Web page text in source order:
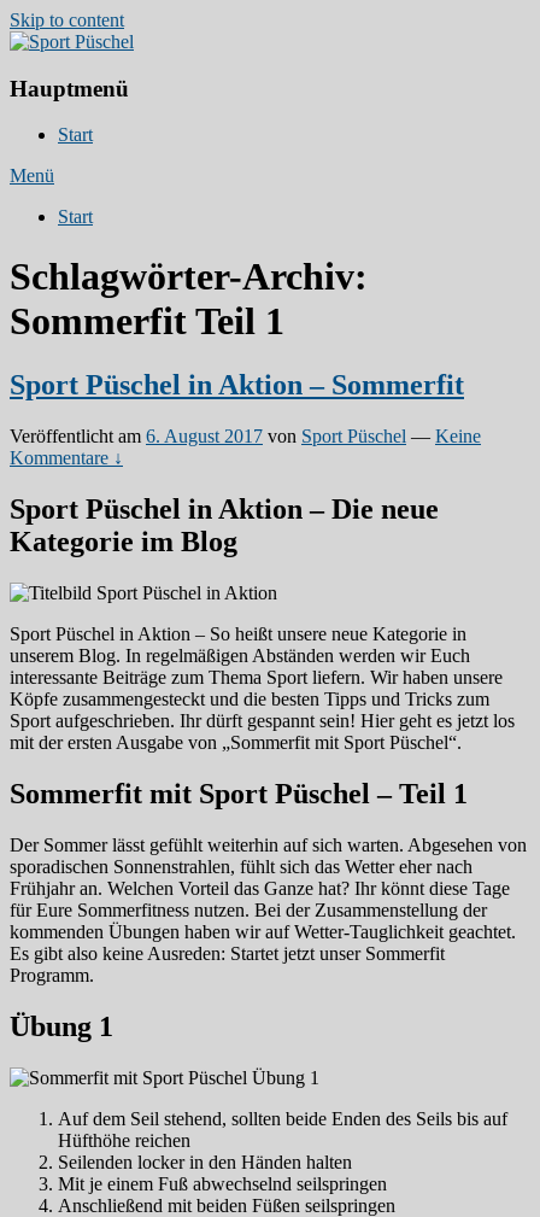
Skip to content
Sport Püschel
Euer Partner für den Sport in Ratzeburg!
Hauptmenü
Start
Menü
Start
Schlagwörter-Archiv:
Sommerfit Teil 1
Sport Püschel in Aktion – Sommerfit
Veröffentlicht am 6. August 2017 von Sport Püschel — Keine
Kommentare ↓
Sport Püschel in Aktion – Die neue
Kategorie im Blog
Sport Püschel in Aktion – So heißt unsere neue Kategorie in
unserem Blog. In regelmäßigen Abständen werden wir Euch
interessante Beiträge zum Thema Sport liefern. Wir haben unsere
Köpfe zusammengesteckt und die besten Tipps und Tricks zum
Sport aufgeschrieben. Ihr dürft gespannt sein! Hier geht es jetzt los
mit der ersten Ausgabe von „Sommerfit mit Sport Püschel“.
Sommerfit mit Sport Püschel – Teil 1
Der Sommer lässt gefühlt weiterhin auf sich warten. Abgesehen von
sporadischen Sonnenstrahlen, fühlt sich das Wetter eher nach
Frühjahr an. Welchen Vorteil das Ganze hat? Ihr könnt diese Tage
für Eure Sommerfitness nutzen. Bei der Zusammenstellung der
kommenden Übungen haben wir auf Wetter-Tauglichkeit geachtet.
Es gibt also keine Ausreden: Startet jetzt unser Sommerfit
Programm.
Übung 1
Auf dem Seil stehend, sollten beide Enden des Seils bis auf
Hüfthöhe reichen
Seilenden locker in den Händen halten
Mit je einem Fuß abwechselnd seilspringen
Anschließend mit beiden Füßen seilspringen